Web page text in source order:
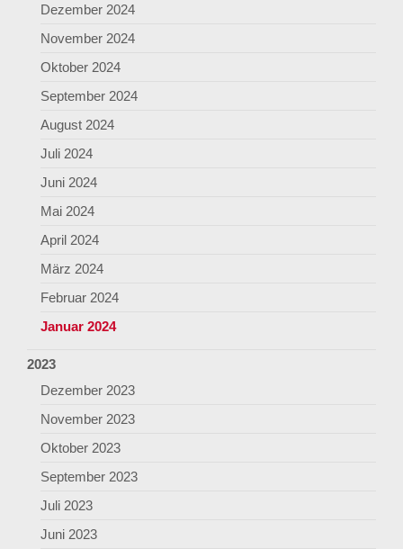
Dezember 2024
November 2024
Oktober 2024
September 2024
August 2024
Juli 2024
Juni 2024
Mai 2024
April 2024
März 2024
Februar 2024
Januar 2024
2023
Dezember 2023
November 2023
Oktober 2023
September 2023
Juli 2023
Juni 2023